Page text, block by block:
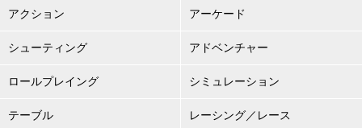
アクション アーケード
シューティング アドベンチャー
ロールプレイング シミュレーション
テーブル レーシング／レース